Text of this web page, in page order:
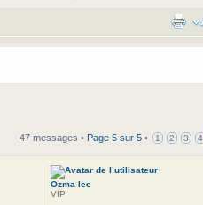
47 messages • Page 5 sur 5 • 1 2 3 4
Ozma lee
VIP